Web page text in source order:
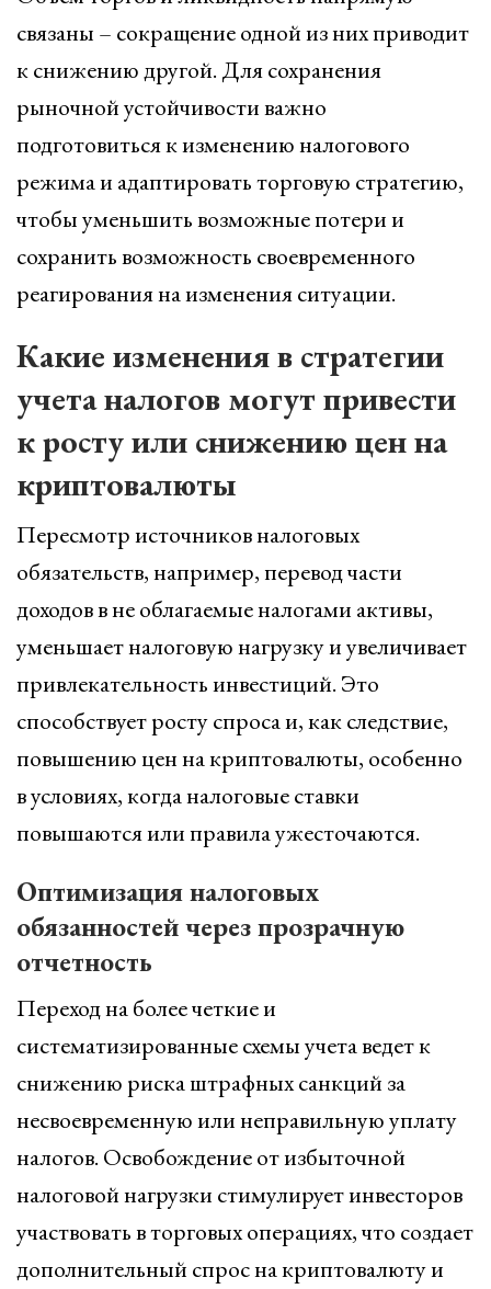
связаны – сокращение одной из них приводит
к снижению другой. Для сохранения
рыночной устойчивости важно
подготовиться к изменению налогового
режима и адаптировать торговую стратегию,
чтобы уменьшить возможные потери и
сохранить возможность своевременного
реагирования на изменения ситуации.
Какие изменения в стратегии
учета налогов могут привести
к росту или снижению цен на
криптовалюты
Пересмотр источников налоговых
обязательств, например, перевод части
доходов в не облагаемые налогами активы,
уменьшает налоговую нагрузку и увеличивает
привлекательность инвестиций. Это
способствует росту спроса и, как следствие,
повышению цен на криптовалюты, особенно
в условиях, когда налоговые ставки
повышаются или правила ужесточаются.
Оптимизация налоговых
обязанностей через прозрачную
отчетность
Переход на более четкие и
систематизированные схемы учета ведет к
снижению риска штрафных санкций за
несвоевременную или неправильную уплату
налогов. Освобождение от избыточной
налоговой нагрузки стимулирует инвесторов
участвовать в торговых операциях, что создает
дополнительный спрос на криптовалюту и